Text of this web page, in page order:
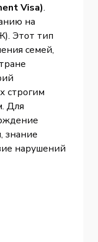
Visa).
на
Этот тип
семей,
строгим
Для
знание
нарушений